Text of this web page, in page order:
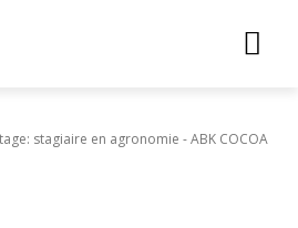
stagiaire en agronomie - ABK COCOA